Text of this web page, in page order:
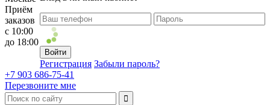
Регистрация Забыли пароль?
Приём
заказов
с 10:00
до 18:00
+7 903 686-75-41
Перезвоните мне